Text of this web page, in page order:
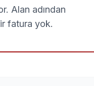
Alan adından
fatura yok.